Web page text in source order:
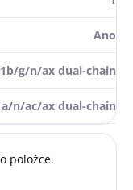
Ano
g/n/ax dual-chain
n/ac/ax dual-chain
položce.